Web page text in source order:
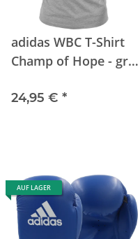
adidas WBC T-Shirt
Champ of Hope - grey
24,95 € *
AUF LAGER